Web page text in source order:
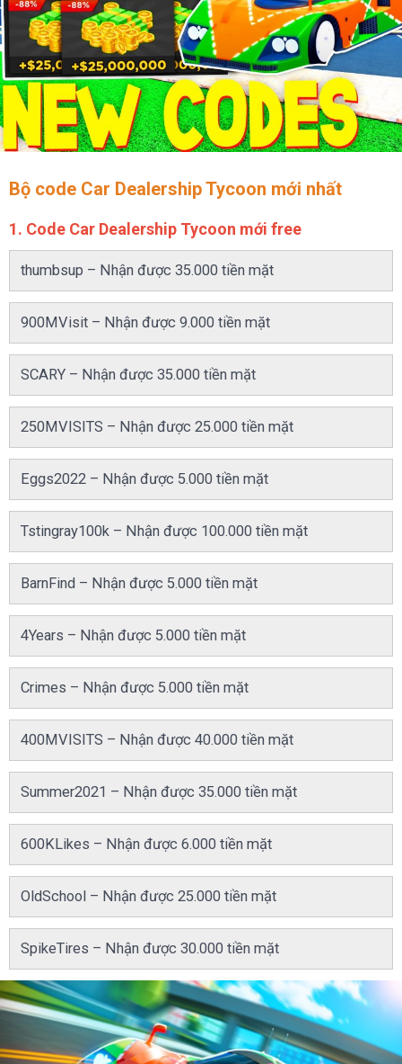
Bộ code Car Dealership Tycoon mới nhất
1. Code Car Dealership Tycoon mới free
thumbsup – Nhận được 35.000 tiền mặt
900MVisit – Nhận được 9.000 tiền mặt
SCARY – Nhận được 35.000 tiền mặt
250MVISITS – Nhận được 25.000 tiền mặt
Eggs2022 – Nhận được 5.000 tiền mặt
Tstingray100k – Nhận được 100.000 tiền mặt
BarnFind – Nhận được 5.000 tiền mặt
4Years – Nhận được 5.000 tiền mặt
Crimes – Nhận được 5.000 tiền mặt
400MVISITS – Nhận được 40.000 tiền mặt
Summer2021 – Nhận được 35.000 tiền mặt
600KLikes – Nhận được 6.000 tiền mặt
OldSchool – Nhận được 25.000 tiền mặt
SpikeTires – Nhận được 30.000 tiền mặt